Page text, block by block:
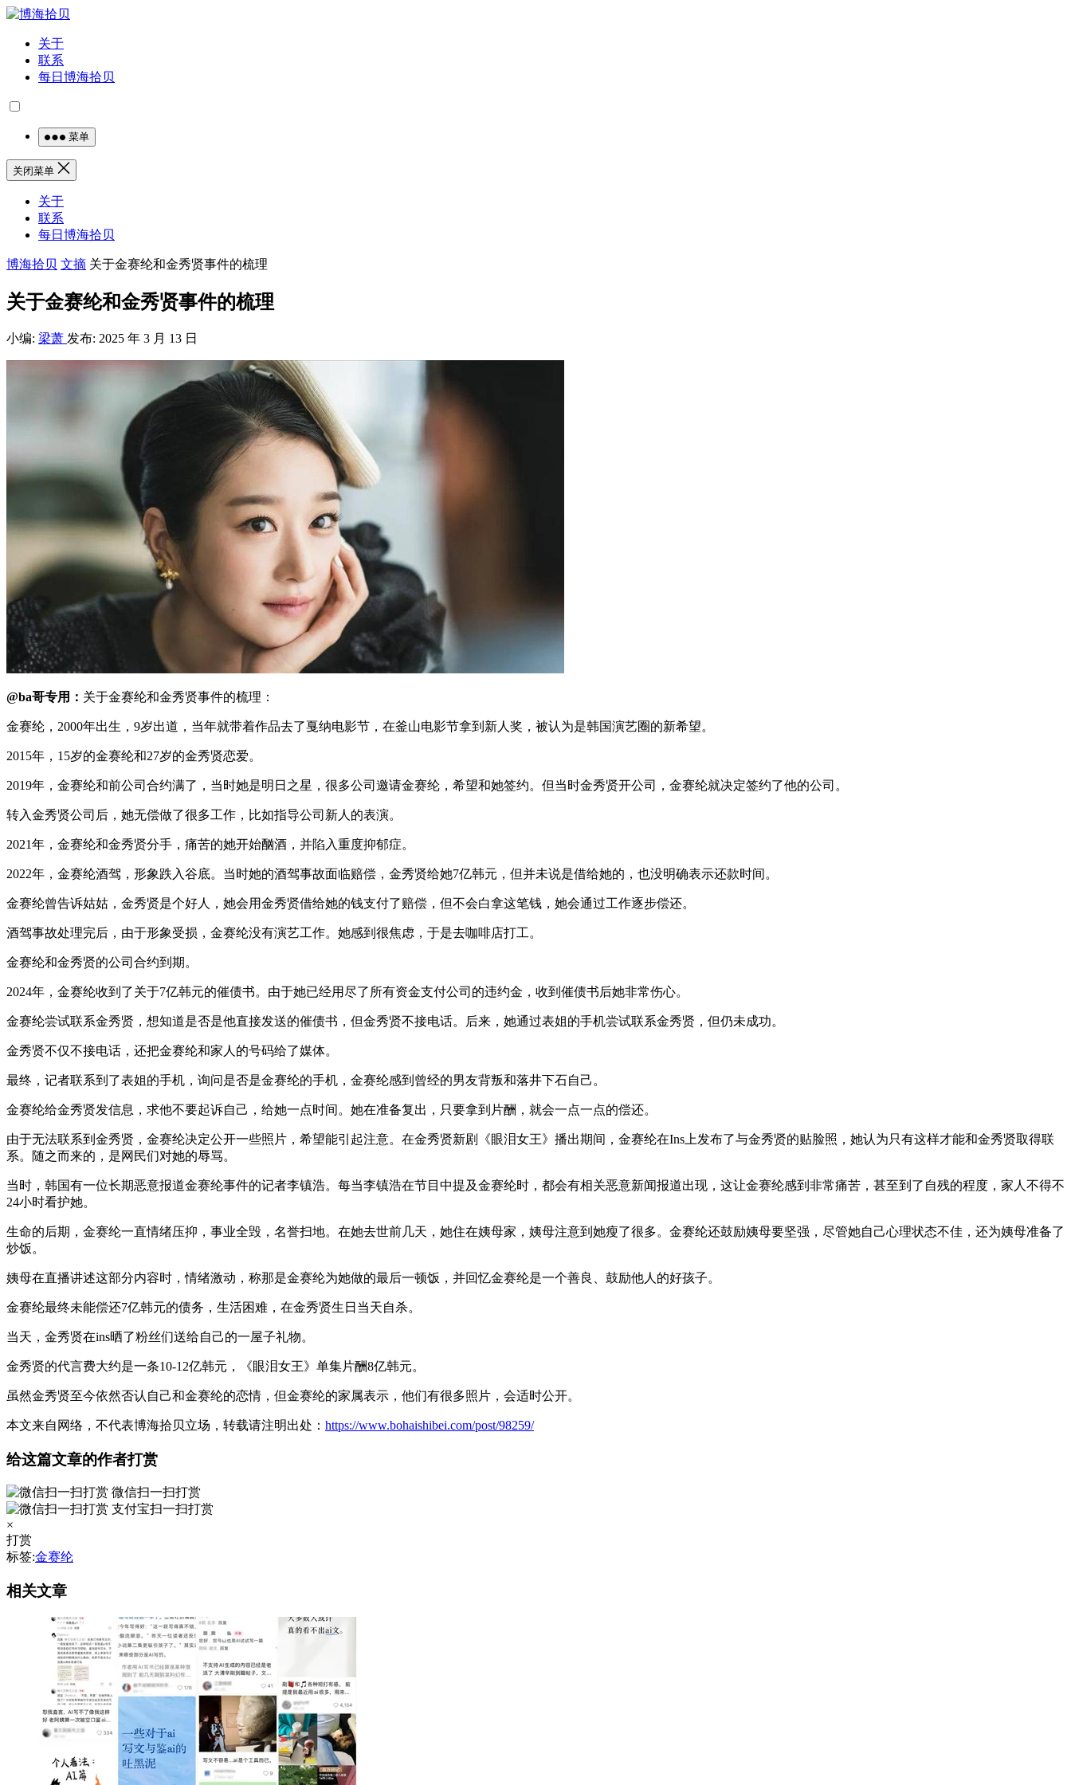
关于
联系
每日博海拾贝
菜单
关闭菜单
关于
联系
每日博海拾贝
博海拾贝 文摘 关于金赛纶和金秀贤事件的梳理
关于金赛纶和金秀贤事件的梳理
小编: 梁萧 发布: 2025 年 3 月 13 日
@ba哥专用： 关于金赛纶和金秀贤事件的梳理：
金赛纶，2000年出生，9岁出道，当年就带着作品去了戛纳电影节，在釜山电影节拿到新人奖，被认为是韩国演艺圈的新希望。
2015年，15岁的金赛纶和27岁的金秀贤恋爱。
2019年，金赛纶和前公司合约满了，当时她是明日之星，很多公司邀请金赛纶，希望和她签约。但当时金秀贤开公司，金赛纶就决定签约了他的公司。
转入金秀贤公司后，她无偿做了很多工作，比如指导公司新人的表演。
2021年，金赛纶和金秀贤分手，痛苦的她开始酗酒，并陷入重度抑郁症。
2022年，金赛纶酒驾，形象跌入谷底。当时她的酒驾事故面临赔偿，金秀贤给她7亿韩元，但并未说是借给她的，也没明确表示还款时间。
金赛纶曾告诉姑姑，金秀贤是个好人，她会用金秀贤借给她的钱支付了赔偿，但不会白拿这笔钱，她会通过工作逐步偿还。
酒驾事故处理完后，由于形象受损，金赛纶没有演艺工作。她感到很焦虑，于是去咖啡店打工。
金赛纶和金秀贤的公司合约到期。
2024年，金赛纶收到了关于7亿韩元的催债书。由于她已经用尽了所有资金支付公司的违约金，收到催债书后她非常伤心。
金赛纶尝试联系金秀贤，想知道是否是他直接发送的催债书，但金秀贤不接电话。后来，她通过表姐的手机尝试联系金秀贤，但仍未成功。
金秀贤不仅不接电话，还把金赛纶和家人的号码给了媒体。
最终，记者联系到了表姐的手机，询问是否是金赛纶的手机，金赛纶感到曾经的男友背叛和落井下石自己。
金赛纶给金秀贤发信息，求他不要起诉自己，给她一点时间。她在准备复出，只要拿到片酬，就会一点一点的偿还。
由于无法联系到金秀贤，金赛纶决定公开一些照片，希望能引起注意。在金秀贤新剧《眼泪女王》播出期间，金赛纶在Ins上发布了与金秀贤的贴脸照，她认为只有这样才能和金秀贤取得联
系。随之而来的，是网民们对她的辱骂。
当时，韩国有一位长期恶意报道金赛纶事件的记者李镇浩。每当李镇浩在节目中提及金赛纶时，都会有相关恶意新闻报道出现，这让金赛纶感到非常痛苦，甚至到了自残的程度，家人不得不
24小时看护她。
生命的后期，金赛纶一直情绪压抑，事业全毁，名誉扫地。在她去世前几天，她住在姨母家，姨母注意到她瘦了很多。金赛纶还鼓励姨母要坚强，尽管她自己心理状态不佳，还为姨母准备了
炒饭。
姨母在直播讲述这部分内容时，情绪激动，称那是金赛纶为她做的最后一顿饭，并回忆金赛纶是一个善良、鼓励他人的好孩子。
金赛纶最终未能偿还7亿韩元的债务，生活困难，在金秀贤生日当天自杀。
当天，金秀贤在ins晒了粉丝们送给自己的一屋子礼物。
金秀贤的代言费大约是一条10-12亿韩元，《眼泪女王》单集片酬8亿韩元。
虽然金秀贤至今依然否认自己和金赛纶的恋情，但金赛纶的家属表示，他们有很多照片，会适时公开。
本文来自网络，不代表博海拾贝立场，转载请注明出处： https://www.bohaishibei.com/post/98259/
给这篇文章的作者打赏
微信扫一扫打赏
支付宝扫一扫打赏
×
打赏
标签:金赛纶
相关文章